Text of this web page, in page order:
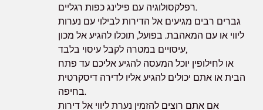
רפלקסולוגיה עם פילינג כפות רגליים.
גברים רבים מגיעים אל הדירות לבילוי עם נערות
ליווי או עם המאהבת. בפועל, תוכלו להגיע אל מכון
עיסויים במטרה לקבל עיסוי בלבד,
או לחילופין יוכל המעסה להגיע אליכם עד פתח
הבית או אתם יכולים להגיע אליו לדירה דיסקרטית
בחיפה.
אם אתם רוצים להזמין נערת ליווי אל דירות